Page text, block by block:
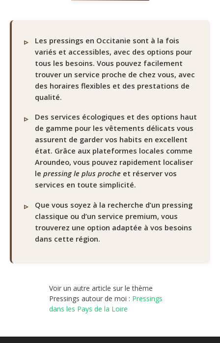
Les pressings en Occitanie sont à la fois
variés et accessibles, avec des options pour
tous les besoins. Vous pouvez facilement
trouver un service proche de chez vous, avec
des horaires flexibles et des prestations de
qualité.
Des services écologiques et des options haut
de gamme pour les vêtements délicats vous
assurent de garder vos habits en excellent
état. Grâce aux plateformes locales comme
Aroundeo, vous pouvez rapidement localiser
le pressing le plus proche et réserver vos
services en toute simplicité.
Que vous soyez à la recherche d’un pressing
classique ou d’un service premium, vous
trouverez une option adaptée à vos besoins
dans cette région.
Voir un autre article sur le thème
Pressings autour de moi : Pressings
dans les Pays de la Loire